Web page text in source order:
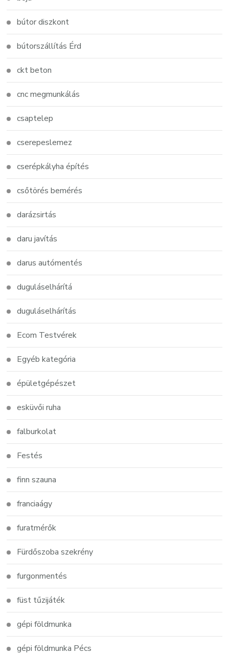
bútor diszkont
bútorszállítás Érd
ckt beton
cnc megmunkálás
csaptelep
cserepeslemez
cserépkályha építés
csőtörés bemérés
darázsirtás
daru javítás
darus autómentés
duguláselhárítá
duguláselhárítás
Ecom Testvérek
Egyéb kategória
épületgépészet
esküvői ruha
falburkolat
Festés
finn szauna
franciaágy
furatmérők
Fürdőszoba szekrény
furgonmentés
füst tűzijáték
gépi földmunka
gépi földmunka Pécs